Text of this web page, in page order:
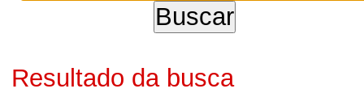
Resultado da busca